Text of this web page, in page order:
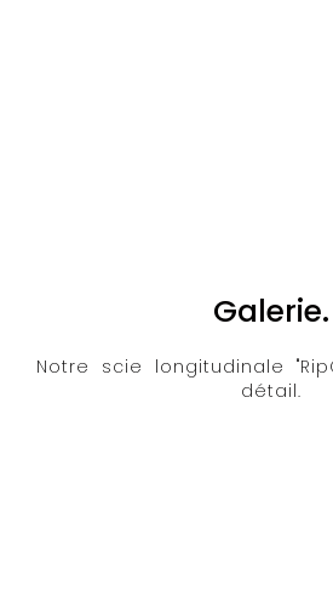
Galerie.
Notre scie longitudinale
détail.